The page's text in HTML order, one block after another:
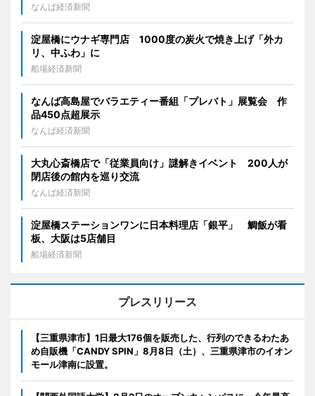
なんば経済新聞
淀屋橋にウナギ専門店 1000度の炭火で焼き上げ「外カ
リ、中ふわ」に
船場経済新聞
なんば高島屋でバラエティー番組「プレバト」展覧会 作
品450点超展示
なんば経済新聞
大丸心斎橋店で「従業員向け」謎解きイベント 200人が
閉店後の館内を巡り交流
なんば経済新聞
淀屋橋ステーションワンに日本料理店「銀平」 鯛飯が看
板、大阪は5店舗目
船場経済新聞
プレスリリース
【三重県津市】1日最大176個を販売した、行列のできるわたあ
め自販機「CANDY SPIN」8月8日（土）、三重県津市のイオン
モール津南に設置。